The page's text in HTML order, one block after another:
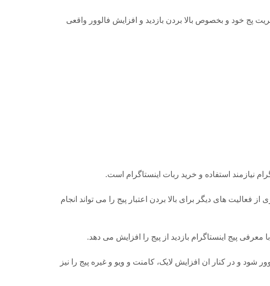
پج خود و بخصوص بالا بردن بازدید و افزایش فالوور واقعی
نیازمند استفاده و خرید ربات اینستاگرام است.
فعالیت های دیگر برای بالا بردن اعتبار پیج را می تواند انجام
پیج اینستاگرام بازدید از پیج را افزایش می دهد.
شود و در کنار ان افزایش لایک، کامنت و ویو و غیره پیج را نیز